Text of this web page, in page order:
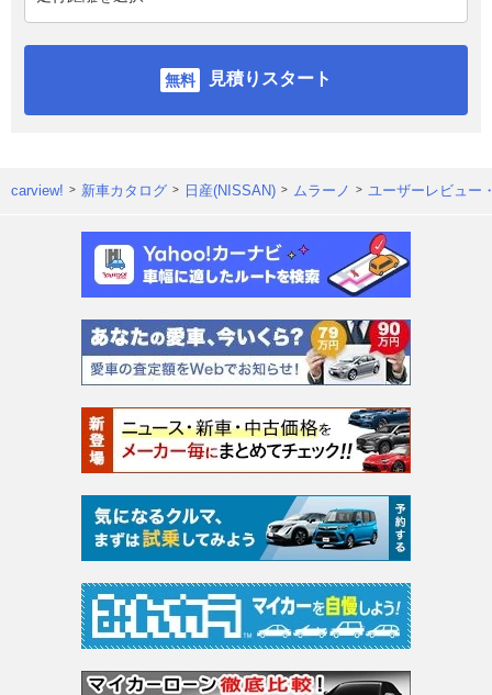
見積りスタート
carview! 新車カタログ 日産(NISSAN) ムラーノ ユーザーレビュー